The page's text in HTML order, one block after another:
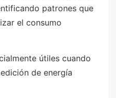
patrones que
el consumo
útiles cuando
de energía